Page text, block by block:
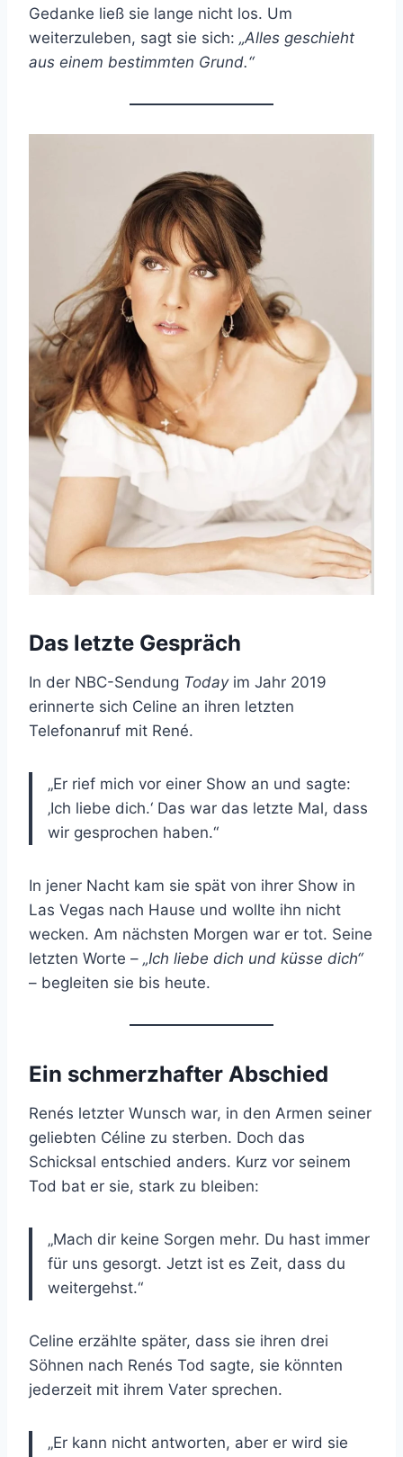
Gedanke ließ sie lange nicht los. Um
weiterzuleben, sagt sie sich: „Alles geschieht
aus einem bestimmten Grund.“
Das letzte Gespräch
In der NBC-Sendung Todayim Jahr 2019
erinnerte sich Celine an ihren letzten
Telefonanruf mit René.
„Er rief mich vor einer Show an und sagte:
‚Ich liebe dich.‘ Das war das letzte Mal, dass
wir gesprochen haben.“
In jener Nacht kam sie spät von ihrer Show in
Las Vegas nach Hause und wollte ihn nicht
wecken. Am nächsten Morgen war er tot. Seine
letzten Worte – „Ich liebe dich und küsse dich“
– begleiten sie bis heute.
Ein schmerzhafter Abschied
Renés letzter Wunsch war, in den Armen seiner
geliebten Céline zu sterben. Doch das
Schicksal entschied anders. Kurz vor seinem
Tod bat er sie, stark zu bleiben:
„Mach dir keine Sorgen mehr. Du hast immer
für uns gesorgt. Jetzt ist es Zeit, dass du
weitergehst.“
Celine erzählte später, dass sie ihren drei
Söhnen nach Renés Tod sagte, sie könnten
jederzeit mit ihrem Vater sprechen.
„Er kann nicht antworten, aber er wird sie